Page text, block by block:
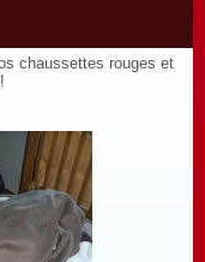
chaussettes rouges et